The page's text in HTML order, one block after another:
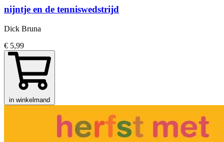
nijntje en de tenniswedstrijd
Dick Bruna
€ 5,99
in winkelmand